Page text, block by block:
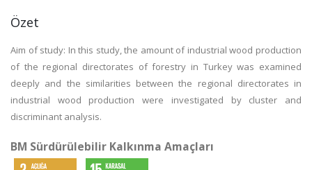
Özet
Aim of study: In this study, the amount of industrial wood production
of the regional directorates of forestry in Turkey was examined
deeply and the similarities between the regional directorates in
industrial wood production were investigated by cluster and
discriminant analysis.
BM Sürdürülebilir Kalkınma Amaçları